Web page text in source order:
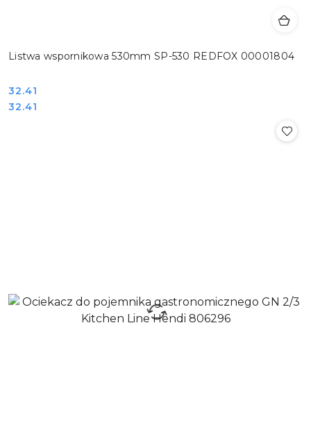
Listwa wspornikowa 530mm SP-530 REDFOX 00001804
Cena:
32.41
Cena:
32.41